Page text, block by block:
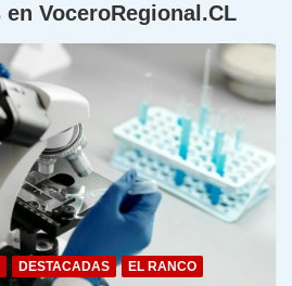
VoceroRegional.CL
DESTACADAS
EL RANCO